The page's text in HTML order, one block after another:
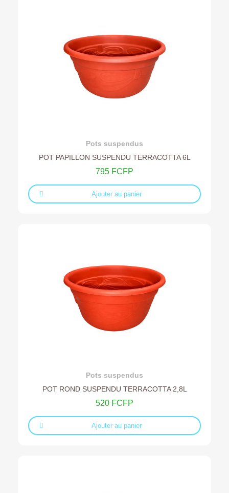
Ajouter au devis
Pots suspendus
POT PAPILLON SUSPENDU TERRACOTTA 6L
795 FCFP
Ajouter au panier
Ajouter au devis
Pots suspendus
POT ROND SUSPENDU TERRACOTTA 2,8L
520 FCFP
Ajouter au panier